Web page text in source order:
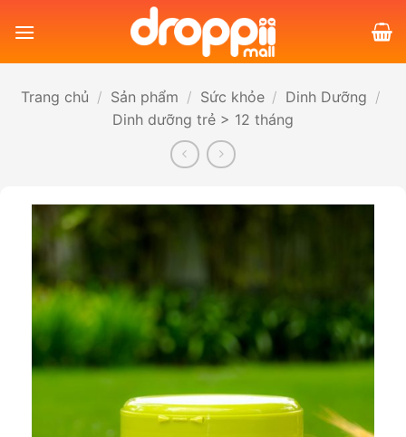
qua
Trang chủ / Sản phẩm / Sức khỏe / Dinh Dưỡng /
Dinh dưỡng trẻ > 12 tháng